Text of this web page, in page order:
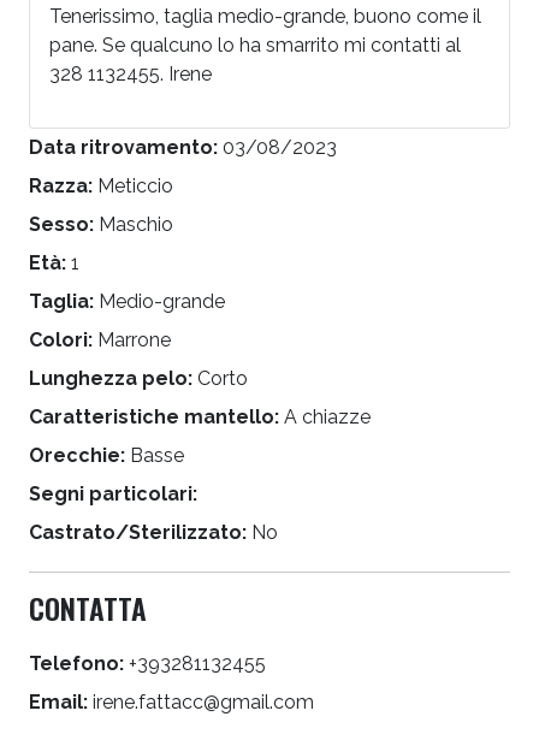
Tenerissimo, taglia medio-grande, buono come il
pane. Se qualcuno lo ha smarrito mi contatti al
328 1132455. Irene
Data ritrovamento: 03/08/2023
Razza: Meticcio
Sesso: Maschio
Età: 1
Taglia: Medio-grande
Colori: Marrone
Lunghezza pelo: Corto
Caratteristiche mantello: A chiazze
Orecchie: Basse
Segni particolari:
Castrato/Sterilizzato: No
CONTATTA
Telefono: +393281132455
Email: irene.fattacc@gmail.com